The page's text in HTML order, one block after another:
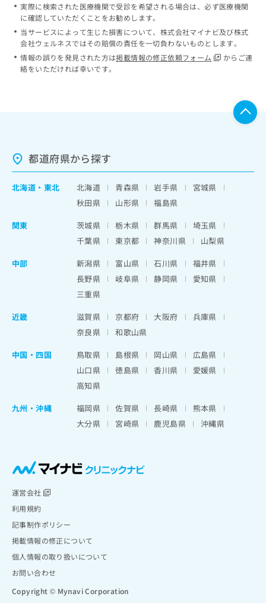
実際に検索された医療機関で受診を希望される場合は、必ず医療機関
に確認していただくことをお勧めします。
当サービスによって生じた損害について、株式会社マイナビ及び株式
会社ウェルネスではその賠償の責任を一切負わないものとします。
情報の誤りを発見された方は掲載情報の修正依頼フォーム
からご連
絡をいただければ幸いです。
都道府県から探す
北海道 ・ 東北 北海道 青森県 岩手県
宮城県
秋田県
山形県
福島県
関東
茨城県 栃木県 群馬県
埼玉県
千葉県
東京都 神奈川県
山梨県
中部
新潟県 富山県 石川県
福井県
長野県
岐阜県 静岡県
愛知県
三重県
近畿
滋賀県 京都府 大阪府
兵庫県
奈良県
和歌山県
中国・四国
鳥取県 島根県 岡山県
広島県
山口県
徳島県 香川県
愛媛県
高知県
九州・沖縄
福岡県 佐賀県 長崎県
熊本県
大分県
宮崎県 鹿児島県 沖縄県
運営会社
利用規約
記事制作ポリシー
掲載情報の修正について
個人情報の取り扱いについて
お問い合わせ
Copyright © Mynavi Corporation